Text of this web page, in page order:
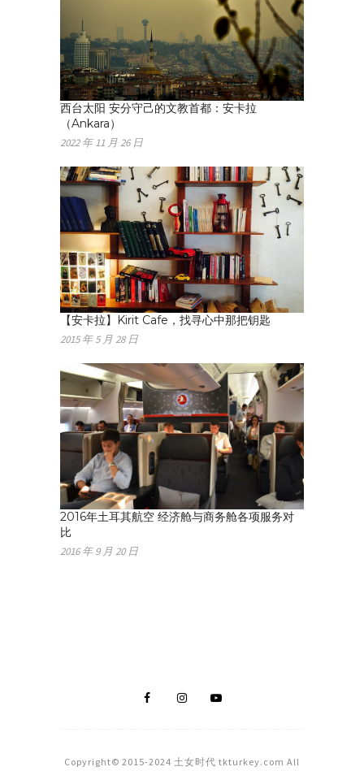
西台太阳 安分守己的文教首都：安卡拉
（Ankara）
2022 年 11 月 26 日
【安卡拉】Kirit Cafe，找寻心中那把钥匙
2015 年 5 月 28 日
2016年土耳其航空 经济舱与商务舱各项服务对
比
2016 年 9 月 20 日
Copyright© 2015-2024 土女时代 tkturkey.com All